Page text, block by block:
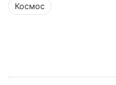
Космос